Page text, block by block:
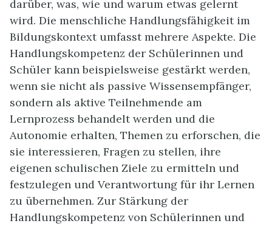
darüber, was, wie und warum etwas gelernt
wird. Die menschliche Handlungsfähigkeit im
Bildungskontext umfasst mehrere Aspekte. Die
Handlungskompetenz der Schülerinnen und
Schüler kann beispielsweise gestärkt werden,
wenn sie nicht als passive Wissensempfänger,
sondern als aktive Teilnehmende am
Lernprozess behandelt werden und die
Autonomie erhalten, Themen zu erforschen, die
sie interessieren, Fragen zu stellen, ihre
eigenen schulischen Ziele zu ermitteln und
festzulegen und Verantwortung für ihr Lernen
zu übernehmen. Zur Stärkung der
Handlungskompetenz von Schülerinnen und